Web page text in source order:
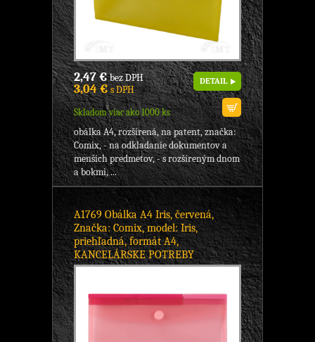
2,47 €bez DPH
3,04 €s DPH
Skladom viac ako 1000 ks
DETAIL
obálka A4, rozšírená, na patent, značka:
Comix, - na odkladanie dokumentov a
menších predmetov, - s rozšíreným dnom
a bokmi, ...
A1769 Obálka A4 Iris, červená,
Značka: Comix, model: Iris,
priehľadná, formát A4,
KANCELÁRSKE POTREBY